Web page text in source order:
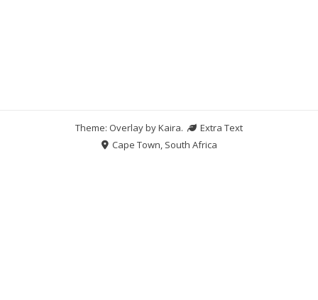
Theme: Overlay byKaira.
Extra Text
Cape Town, South Africa